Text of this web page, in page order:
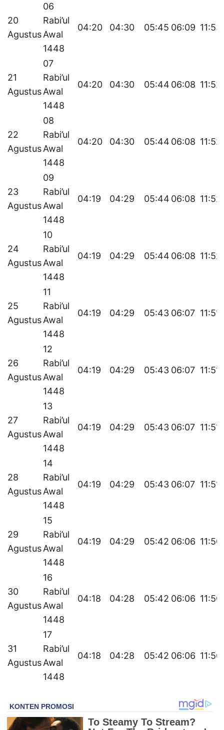
20
Agustus
06
Rabi’ul
Awal
1448
04:20 04:30 05:45 06:09 11:53
21
Agustus
07
Rabi’ul
Awal
1448
04:20 04:30 05:44 06:08 11:52
22
Agustus
08
Rabi’ul
Awal
1448
04:20 04:30 05:44 06:08 11:52
23
Agustus
09
Rabi’ul
Awal
1448
04:19 04:29 05:44 06:08 11:52
24
Agustus
10
Rabi’ul
Awal
1448
04:19 04:29 05:44 06:08 11:52
25
Agustus
11
Rabi’ul
Awal
1448
04:19 04:29 05:43 06:07 11:51
26
Agustus
12
Rabi’ul
Awal
1448
04:19 04:29 05:43 06:07 11:51
27
Agustus
13
Rabi’ul
Awal
1448
04:19 04:29 05:43 06:07 11:51
28
Agustus
14
Rabi’ul
Awal
1448
04:19 04:29 05:43 06:07 11:51
29
Agustus
15
Rabi’ul
Awal
1448
04:19 04:29 05:42 06:06 11:50
30
Agustus
16
Rabi’ul
Awal
1448
04:18 04:28 05:42 06:06 11:50
31
Agustus
17
Rabi’ul
Awal
1448
04:18 04:28 05:42 06:06 11:50